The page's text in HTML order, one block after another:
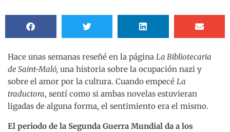
Hace unas semanas reseñé en la página La Bibliotecaria
de Saint-Maló, una historia sobre la ocupación nazi y
sobre el amor por la cultura. Cuando empecé La
traductora, sentí como si ambas novelas estuvieran
ligadas de alguna forma, el sentimiento era el mismo.
El periodo de la Segunda Guerra Mundial da a los